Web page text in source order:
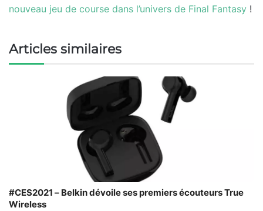
nouveau jeu de course dans l’univers de Final Fantasy !
Articles similaires
#CES2021 – Belkin dévoile ses premiers écouteurs True
Wireless